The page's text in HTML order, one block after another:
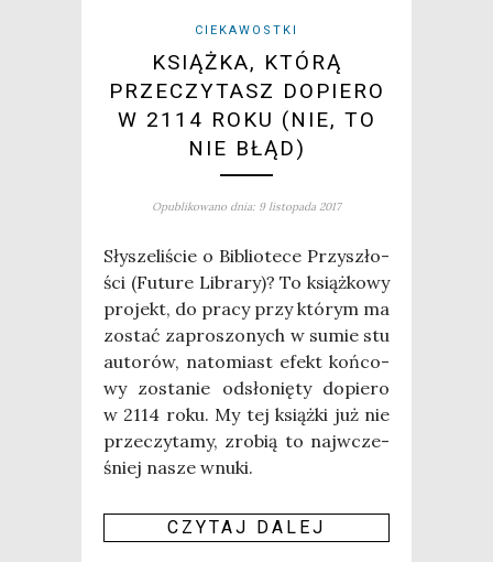
CIEKAWOSTKI
KSIĄŻKA, KTÓRĄ
PRZECZYTASZ DOPIERO
W 2114 ROKU (NIE, TO
NIE BŁĄD)
Opublikowano dnia: 9 listopada 2017
Sły­sze­li­ście o Biblio­te­ce Przy­szło­
ści (Futu­re Libra­ry)? To książ­ko­wy
pro­jekt, do pra­cy przy któ­rym ma
zostać zapro­szo­nych w sumie stu
auto­rów, nato­miast efekt koń­co­
wy zosta­nie odsło­nię­ty dopie­ro
w 2114 roku. My tej książ­ki już nie
prze­czy­ta­my, zro­bią to naj­wcze­
śniej nasze wnu­ki.
CZY­TAJ DALEJ